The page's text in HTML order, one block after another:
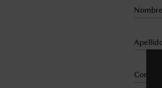
Todas las imágenes del sitio son meramente